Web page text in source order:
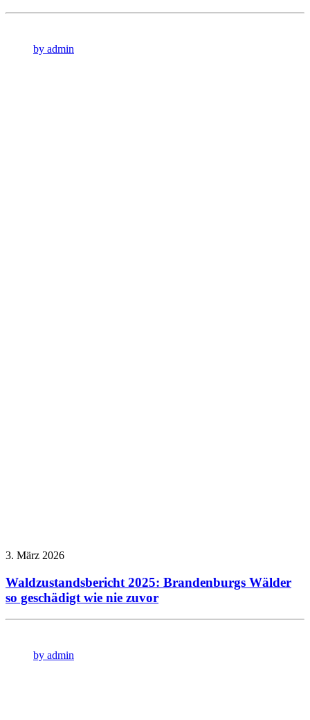
by admin
3. März 2026
Waldzustandsbericht 2025: Brandenburgs Wälder
so geschädigt wie nie zuvor
by admin